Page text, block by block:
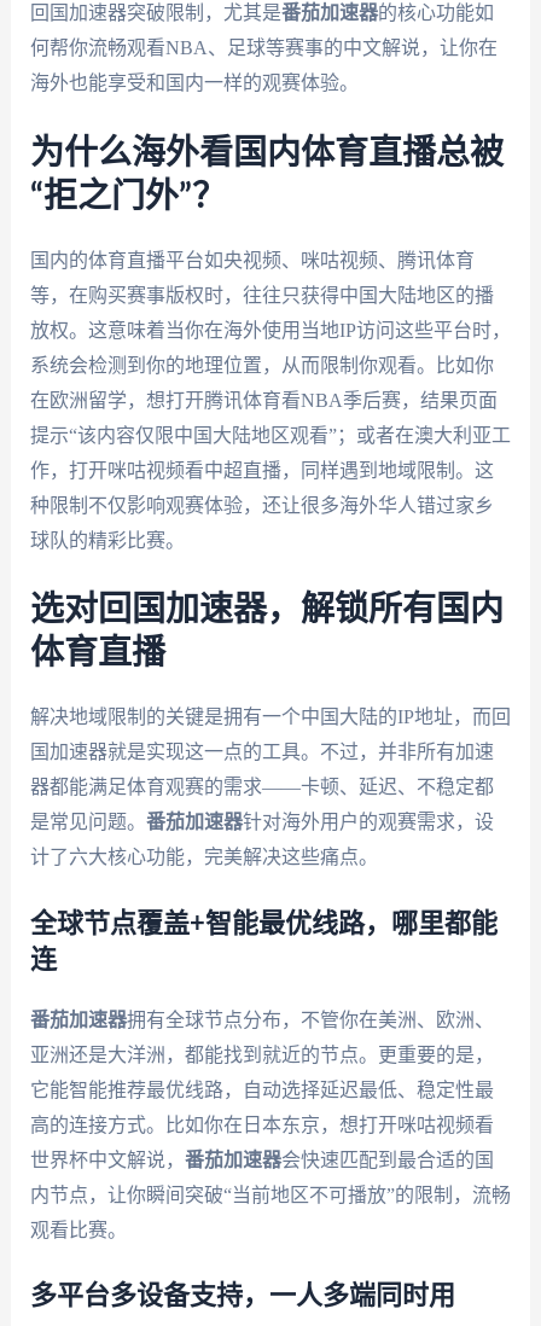
回国加速器突破限制，尤其是番茄加速器的核心功能如
何帮你流畅观看NBA、足球等赛事的中文解说，让你在
海外也能享受和国内一样的观赛体验。
为什么海外看国内体育直播总被
“拒之门外”？
国内的体育直播平台如央视频、咪咕视频、腾讯体育
等，在购买赛事版权时，往往只获得中国大陆地区的播
放权。这意味着当你在海外使用当地IP访问这些平台时，
系统会检测到你的地理位置，从而限制你观看。比如你
在欧洲留学，想打开腾讯体育看NBA季后赛，结果页面
提示“该内容仅限中国大陆地区观看”；或者在澳大利亚工
作，打开咪咕视频看中超直播，同样遇到地域限制。这
种限制不仅影响观赛体验，还让很多海外华人错过家乡
球队的精彩比赛。
选对回国加速器，解锁所有国内
体育直播
解决地域限制的关键是拥有一个中国大陆的IP地址，而回
国加速器就是实现这一点的工具。不过，并非所有加速
器都能满足体育观赛的需求——卡顿、延迟、不稳定都
是常见问题。 番茄加速器针对海外用户的观赛需求，设
计了六大核心功能，完美解决这些痛点。
全球节点覆盖+智能最优线路，哪里都能
连
番茄加速器拥有全球节点分布，不管你在美洲、欧洲、
亚洲还是大洋洲，都能找到就近的节点。更重要的是，
它能智能推荐最优线路，自动选择延迟最低、稳定性最
高的连接方式。比如你在日本东京，想打开咪咕视频看
世界杯中文解说， 番茄加速器会快速匹配到最合适的国
内节点，让你瞬间突破“当前地区不可播放”的限制，流畅
观看比赛。
多平台多设备支持，一人多端同时用